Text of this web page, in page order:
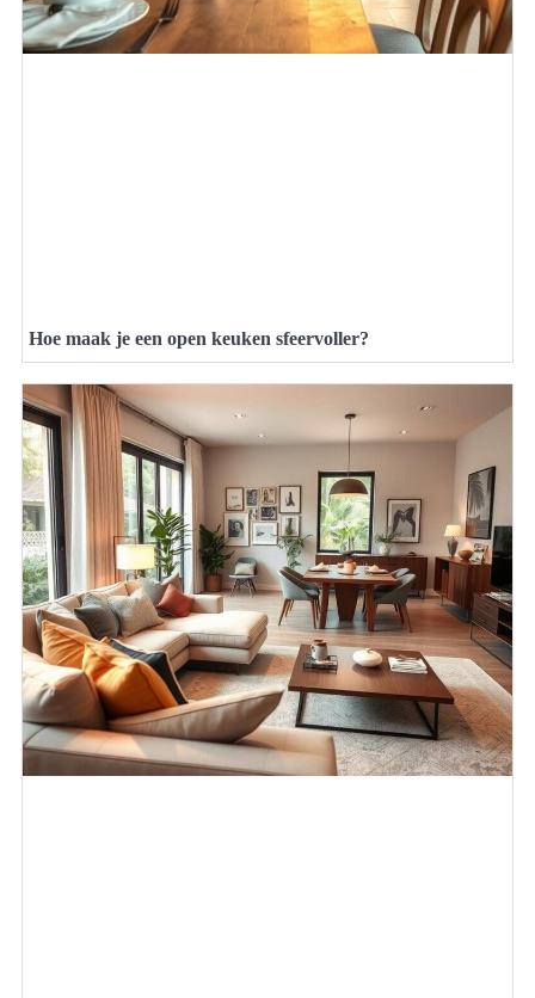
Hoe maak je een open keuken sfeervoller?